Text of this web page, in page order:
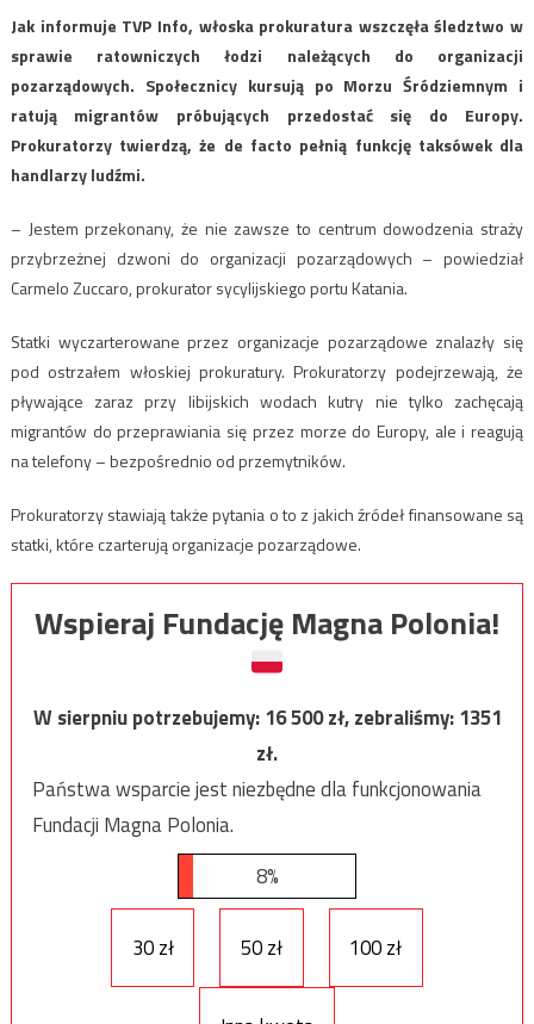
Jak informuje TVP Info, włoska prokuratura wszczęła śledztwo w
sprawie ratowniczych łodzi należących do organizacji
pozarządowych. Społecznicy kursują po Morzu Śródziemnym i
ratują migrantów próbujących przedostać się do Europy.
Prokuratorzy twierdzą, że de facto pełnią funkcję taksówek dla
handlarzy ludźmi.
– Jestem przekonany, że nie zawsze to centrum dowodzenia straży
przybrzeżnej dzwoni do organizacji pozarządowych – powiedział
Carmelo Zuccaro, prokurator sycylijskiego portu Katania.
Statki wyczarterowane przez organizacje pozarządowe znalazły się
pod ostrzałem włoskiej prokuratury. Prokuratorzy podejrzewają, że
pływające zaraz przy libijskich wodach kutry nie tylko zachęcają
migrantów do przeprawiania się przez morze do Europy, ale i reagują
na telefony – bezpośrednio od przemytników.
Prokuratorzy stawiają także pytania o to z jakich źródeł finansowane są
statki, które czarterują organizacje pozarządowe.
Wspieraj Fundację Magna Polonia!
W sierpniu potrzebujemy:16 500zł, zebraliśmy:1351
zł.
Państwa wsparcie jest niezbędne dla funkcjonowania
Fundacji Magna Polonia.
8%
30 zł 50 zł 100 zł